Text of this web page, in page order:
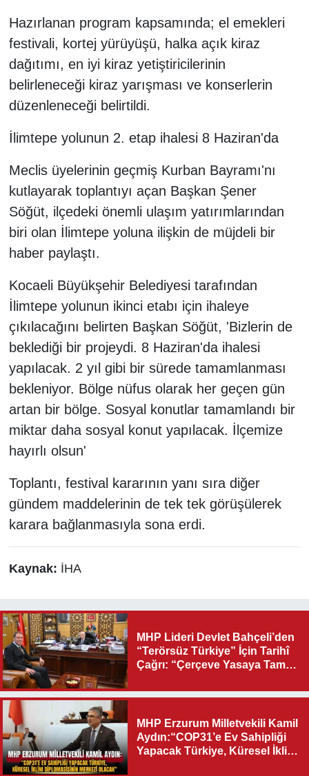
Hazırlanan program kapsamında; el emekleri
festivali, kortej yürüyüşü, halka açık kiraz
dağıtımı, en iyi kiraz yetiştiricilerinin
belirleneceği kiraz yarışması ve konserlerin
düzenleneceği belirtildi.
İlimtepe yolunun 2. etap ihalesi 8 Haziran'da
Meclis üyelerinin geçmiş Kurban Bayramı'nı
kutlayarak toplantıyı açan Başkan Şener
Söğüt, ilçedeki önemli ulaşım yatırımlarından
biri olan İlimtepe yoluna ilişkin de müjdeli bir
haber paylaştı.
Kocaeli Büyükşehir Belediyesi tarafından
İlimtepe yolunun ikinci etabı için ihaleye
çıkılacağını belirten Başkan Söğüt, 'Bizlerin de
beklediği bir projeydi. 8 Haziran'da ihalesi
yapılacak. 2 yıl gibi bir sürede tamamlanması
bekleniyor. Bölge nüfus olarak her geçen gün
artan bir bölge. Sosyal konutlar tamamlandı bir
miktar daha sosyal konut yapılacak. İlçemize
hayırlı olsun'
Toplantı, festival kararının yanı sıra diğer
gündem maddelerinin de tek tek görüşülerek
karara bağlanmasıyla sona erdi.
Kaynak: İHA
MHP Lideri Devlet Bahçeli’den
“Terörsüz Türkiye” İçin Tarihî
Çağrı: “Çerçeve Yasaya Tam
MHP Erzurum Milletvekili Kamil
Aydın:“COP31’e Ev Sahipliği
Yapacak Türkiye, Küresel İklim